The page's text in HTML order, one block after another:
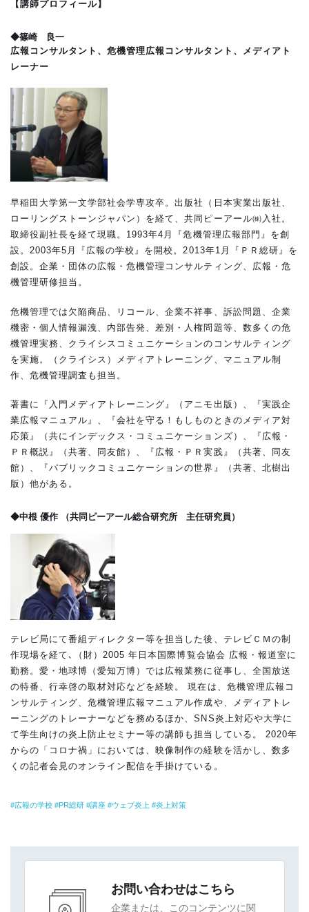
【講師プロフィール】
◆篠崎 良一
広報コンサルタント、危機管理広報コンサルタント、メディアト
レーナー
早稲田大学第一文学部社会学専攻卒。出版社（日本実業出版社、
ローリングストーンジャパン）を経て、共同ピーアール㈱入社。
取締役副社長を経て現職。1993年4月『危機管理広報部門』を創
設。2003年5月『広報の学校』を開校。2013年1月『ＰＲ総研』を
創設。企業・団体の広報・危機管理コンサルティング、広報・危
機管理研修担当。
危機管理では欠陥商品、リコール、企業不祥事、訴訟問題、企業
機密・個人情報漏洩、内部告発、差別・人権問題等、数多くの危
機管理実務、クライシスコミュニケーションのコンサルティング
を実施。（クライシス）メディアトレーニング、マニュアル制
作、危機管理調査も担当。
著書に『入門メディアトレーニング』（アニモ出版）、『実践企
業広報マニュアル』、『会社を守る！もしものときのメディア対
応策』（共にインデックス・コミュニケーションズ）、『広報・
ＰＲ概説』（共著、同友館）、『広報・ＰＲ実践』（共著、同友
館）、『パブリックコミュニケーションの世界』（共著、北樹出
版）他がある。
◆中根 優作 （共同ピーアール総合研究所 主任研究員）
テレビ局にて番組ディレクター等を担当した後、テレビＣＭの制
作現場を経て､（財）2005 年日本国際博覧会協会 広報・報道室に
勤務。愛・地球博（愛知万博）では広報業務に従事し、全国放送
の特番、行幸啓の取材対応などを経験。 現在は、危機管理広報コ
ンサルティング、危機管理広報マニュアル作成や、メディアトレ
ーニングのトレーナーなどを務めるほか、SNS炎上対応や大学に
て学生向けの炎上防止セミナー等の講師も担当している。 2020年
からの「コロナ禍」においては、映像制作の経験を活かし、数多
くの記者会見のオンライン配信を手掛けている。
広報の学校 PR総研 講座 ウェブ炎上 炎上対策
お問い合わせはこちら
企業または、このコンテンツに関